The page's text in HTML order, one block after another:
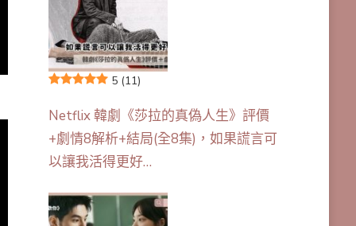
5 (11)
Netflix 韓劇《莎拉的真偽人生》評價
+劇情8解析+結局(全8集)，如果謊言可
以讓我活得更好…